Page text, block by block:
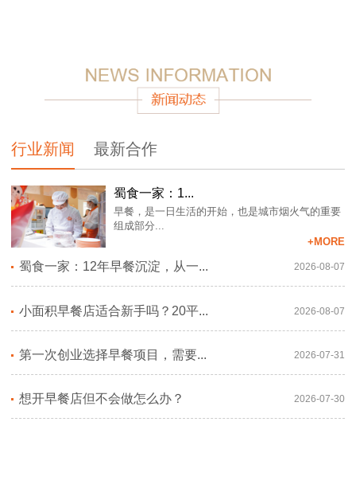
行业新闻 最新合作
蜀食一家：1...
早餐，是一日生活的开始，也是城市烟火气的重要
组成部分...
+MORE
蜀食一家：12年早餐沉淀，从一... 2026-08-07
小面积早餐店适合新手吗？20平... 2026-08-07
第一次创业选择早餐项目，需要... 2026-07-31
想开早餐店但不会做怎么办？ 2026-07-30